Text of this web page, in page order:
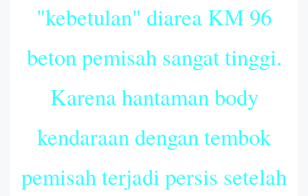
"kebetulan" diarea KM 96
beton pemisah sangat tinggi.
Karena hantaman body
kendaraan dengan tembok
pemisah terjadi persis setelah